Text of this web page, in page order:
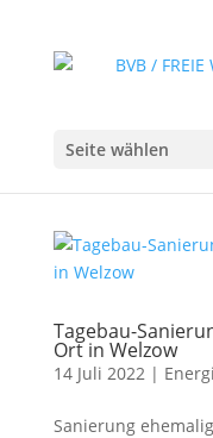
Seite wählen
Tagebau-
Ort in Welzow
14 Juli 2022|
Sanierung